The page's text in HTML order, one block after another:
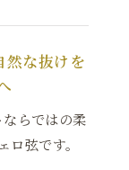
然な抜けを
らではの柔
弦です。